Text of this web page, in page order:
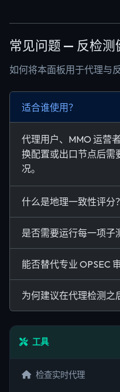
常见问题 — 反检测
如何将本面板用于代理与
适合谁使用？
代理用户、MMO 运营
换配置或出口节点后需
况。
什么是地理一致性评分？
是否需要运行每一项子
能否替代专业 OPSEC
为何建议在代理检测之
工具
检查实时代理